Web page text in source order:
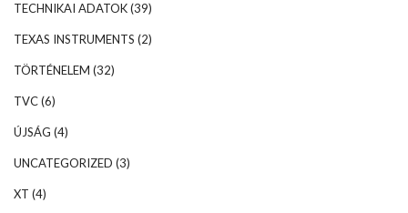
TECHNIKAI ADATOK(39)
TEXAS INSTRUMENTS (2)
TÖRTÉNELEM (32)
TVC(6)
ÚJSÁG (4)
UNCATEGORIZED (3)
XT (4)